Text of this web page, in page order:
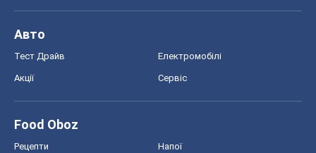
Авто
Тест Драйв Електромобілі
Акції Сервіс
Food Oboz
Рецепти Напої